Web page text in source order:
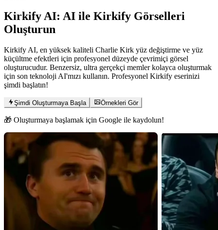
Kirkify AI: AI ile Kirkify Görselleri
Oluşturun
Kirkify AI, en yüksek kaliteli Charlie Kirk yüz değiştirme ve yüz
küçültme efektleri için profesyonel düzeyde çevrimiçi görsel
oluşturucudur. Benzersiz, ultra gerçekçi memler kolayca oluşturmak
için son teknoloji AI'mızı kullanın. Profesyonel Kirkify eserinizi
şimdi başlatın!
Şimdi Oluşturmaya Başla Örnekleri Gör
🎁 Oluşturmaya başlamak için Google ile kaydolun!